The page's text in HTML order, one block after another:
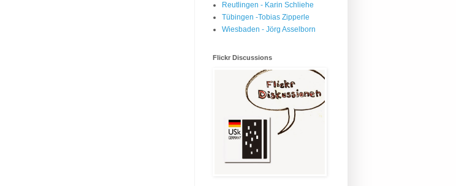
Reutlingen - Karin Schliehe
Tübingen -Tobias Zipperle
Wiesbaden - Jörg Asselborn
Flickr Discussions